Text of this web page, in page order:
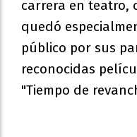
carrera en teatro,
quedó
público por sus
reconocidas
"Tiempo de